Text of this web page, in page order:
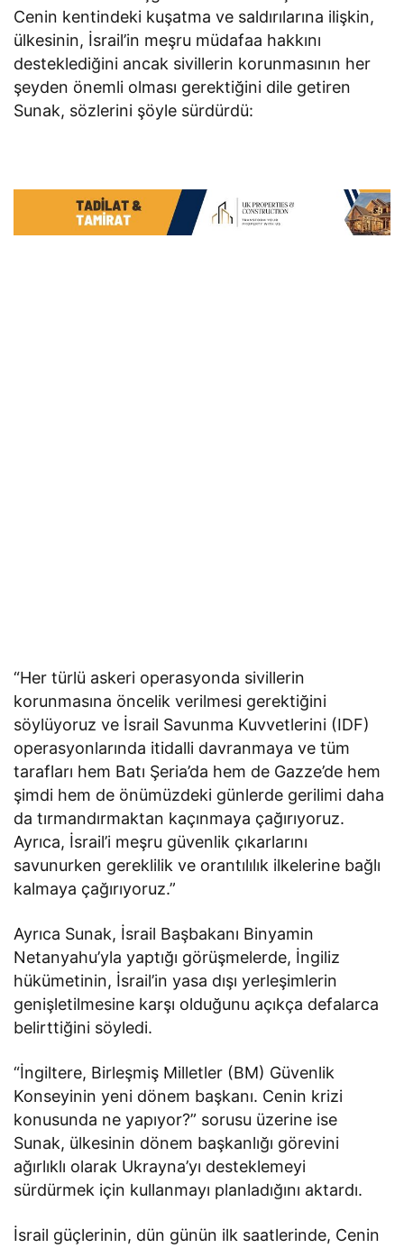
Cenin kentindeki kuşatma ve saldırılarına ilişkin,
ülkesinin, İsrail’in meşru müdafaa hakkını
desteklediğini ancak sivillerin korunmasının her
şeyden önemli olması gerektiğini dile getiren
Sunak, sözlerini şöyle sürdürdü:
“Her türlü askeri operasyonda sivillerin
korunmasına öncelik verilmesi gerektiğini
söylüyoruz ve İsrail Savunma Kuvvetlerini (IDF)
operasyonlarında itidalli davranmaya ve tüm
tarafları hem Batı Şeria’da hem de Gazze’de hem
şimdi hem de önümüzdeki günlerde gerilimi daha
da tırmandırmaktan kaçınmaya çağırıyoruz.
Ayrıca, İsrail’i meşru güvenlik çıkarlarını
savunurken gereklilik ve orantılılık ilkelerine bağlı
kalmaya çağırıyoruz.”
Ayrıca Sunak, İsrail Başbakanı Binyamin
Netanyahu’yla yaptığı görüşmelerde, İngiliz
hükümetinin, İsrail’in yasa dışı yerleşimlerin
genişletilmesine karşı olduğunu açıkça defalarca
belirttiğini söyledi.
“İngiltere, Birleşmiş Milletler (BM) Güvenlik
Konseyinin yeni dönem başkanı. Cenin krizi
konusunda ne yapıyor?” sorusu üzerine ise
Sunak, ülkesinin dönem başkanlığı görevini
ağırlıklı olarak Ukrayna’yı desteklemeyi
sürdürmek için kullanmayı planladığını aktardı.
İsrail güçlerinin, dün günün ilk saatlerinde, Cenin